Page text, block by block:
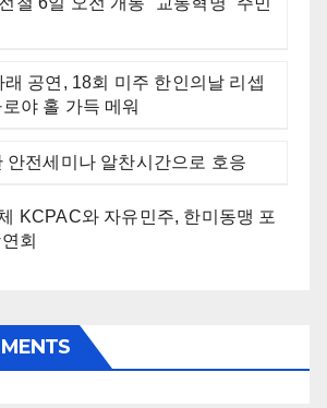
공연, 18회 미주 한인의날 리셉
야 홀 가득 메워
안전세미나 알찬시간으로 호응
KCPAC와 자유민주, 한미동맹 포
회